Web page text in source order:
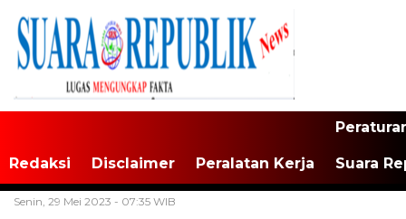
Redaksi Disclaimer Peralatan Kerja Suara
Senin, 29 Mei 2023 - 07:35 WIB